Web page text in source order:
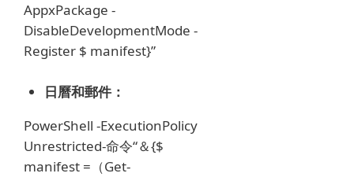
AppxPackage -
DisableDevelopmentMode -
Register $ manifest}”
日曆和郵件：
PowerShell -ExecutionPolicy
Unrestricted-命令“＆{$
manifest =（Get-